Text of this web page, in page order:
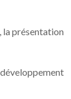
la présentation